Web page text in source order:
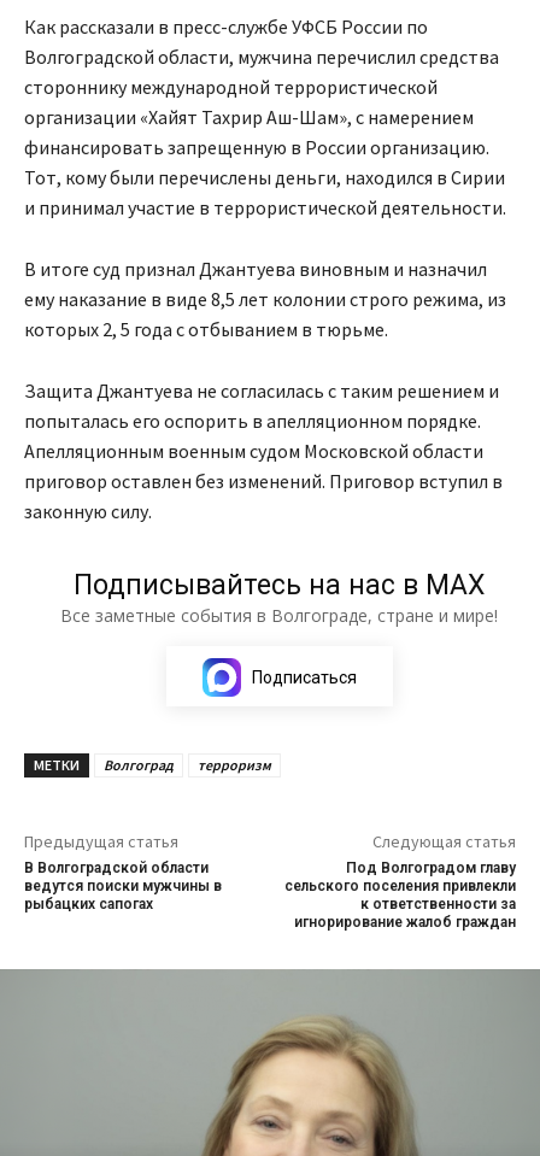
Как рассказали в пресс-службе УФСБ России по
Волгоградской области, мужчина перечислил средства
стороннику международной террористической
организации «Хайят Тахрир Аш-Шам», с намерением
финансировать запрещенную в России организацию.
Тот, кому были перечислены деньги, находился в Сирии
и принимал участие в террористической деятельности.
В итоге суд признал Джантуева виновным и назначил
ему наказание в виде 8,5 лет колонии строго режима, из
которых 2, 5 года с отбыванием в тюрьме.
Защита Джантуева не согласилась с таким решением и
попыталась его оспорить в апелляционном порядке.
Апелляционным военным судом Московской области
приговор оставлен без изменений. Приговор вступил в
законную силу.
Подписывайтесь на нас в МАХ
Все заметные события в Волгограде, стране и мире!
Подписаться
МЕТКИ Волгоград терроризм
Предыдущая статья
В Волгоградской области
ведутся поиски мужчины в
рыбацких сапогах
Следующая статья
Под Волгоградом главу
сельского поселения привлекли
к ответственности за
игнорирование жалоб граждан